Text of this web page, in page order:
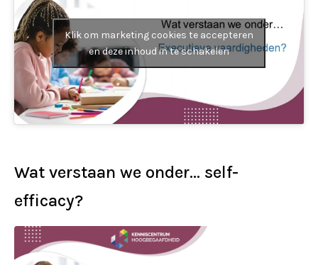
Klik om marketing cookies te accepteren
en deze inhoud in te schakelen
Wat verstaan we onder… self-
efficacy?